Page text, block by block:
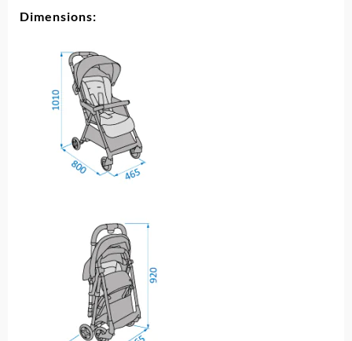
Dimensions: